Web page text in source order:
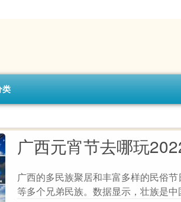
类
广西元宵节去哪玩
广西的多民族聚居和丰富多样的民俗
等多个兄弟民族。数据显示，壮族是